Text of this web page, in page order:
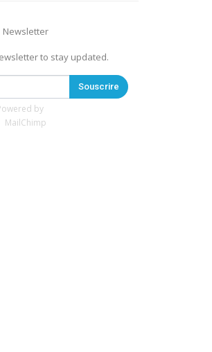
to stay updated.
Souscrire
by